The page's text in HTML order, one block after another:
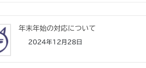
年末年始の対応について
2024年12月28日